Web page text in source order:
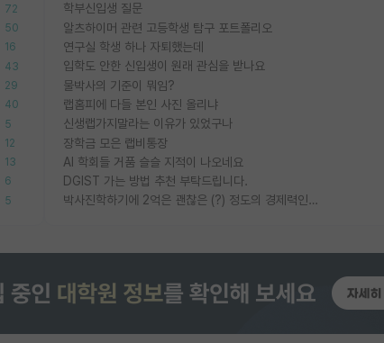
72
50
16
43
29
40
5
12
13
6
5
학부신입생 질문
알츠하이머 관련 고등학생 탐구 포트폴리오
연구실 학생 하나 자퇴했는데
입학도 안한 신입생이 원래 관심을 받나요
물박사의 기준이 뭐임?
랩홈피에 다들 본인 사진 올리냐
신생랩가지말라는 이유가 있었구나
장학금 모은 랩비통장
AI 학회들 거품 슬슬 지적이 나오네요
DGIST 가는 방법 추천 부탁드립니다.
박사진학하기에 2억은 괜찮은 (?) 정도의 경제력인가요